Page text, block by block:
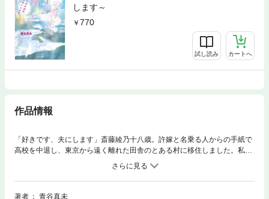
します～
770
試し読み カートへ
作品情報
「好きです、夫にします」斎藤綾乃十八歳。許嫁と名乗る人からの手紙で
高校を中退し、東京から遠く離れた田舎のとある村に移住しました。私は
貴方の許嫁です――母を亡くしたばかりの綾乃のもとに届いた一通の手
紙。部屋の退去勧告を受け進退窮まっていた綾乃は、迷わず差出人・冬晟
の元へ向かう。予想より若く、柔和な若隠居といった風情の冬晟は、村の
揉め事を調停する大事な役割を担っていた。許嫁らしい決め事もなく、家
著者
青谷真未